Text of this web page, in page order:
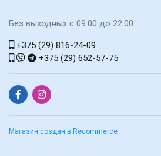
Без выходных с 09:00 до 22:00
+375 (29) 816-24-09
+375 (29) 652-57-75
Магазин создан в Recommerce